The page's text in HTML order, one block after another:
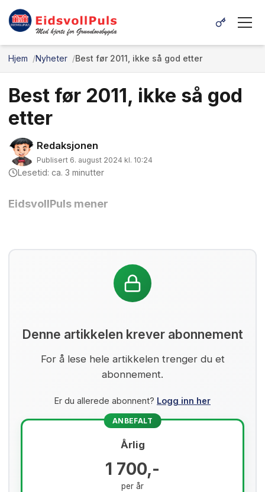
Hjem Nyheter Best før 2011, ikke så god etter
Best før 2011, ikke så god
etter
Redaksjonen
Publisert 6. august 2024 kl. 10:24
Lesetid: ca. 3 minutter
EidsvollPuls mener
Denne artikkelen krever abonnement
For å lese hele artikkelen trenger du et
abonnement.
Er du allerede abonnent? Logg inn her
ANBEFALT
Årlig
1 700,-
per år